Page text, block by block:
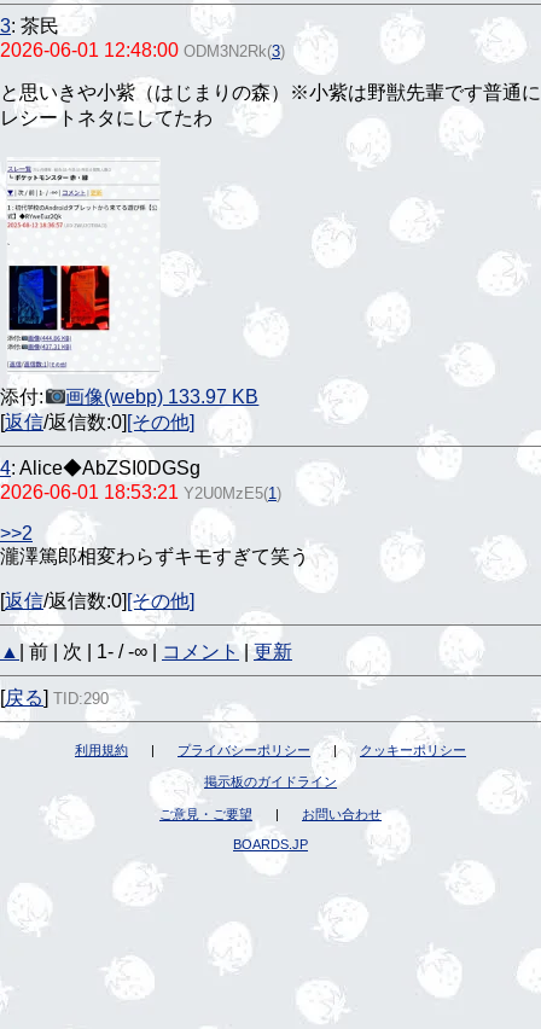
3: 茶民
2026-06-01 12:48:00 ODM3N2Rk(3)
と思いきや小紫（はじまりの森）※小紫は野獣先輩です普通に
レシートネタにしてたわ
添付:
画像(webp) 133.97 KB
[返信/返信数:0] [その他]
4: Alice◆AbZSI0DGSg
2026-06-01 18:53:21 Y2U0MzE5(1)
>>2
瀧澤篤郎相変わらずキモすぎて笑う
[返信/返信数:0][その他]
▲ | 前 | 次 | 1- / -∞ | コメント |更新
[戻る] TID:290
利用規約 プライバシーポリシー クッキーポリシー
掲示板のガイドライン
ご意見・ご要望 | お問い合わせ
BOARDS.JP